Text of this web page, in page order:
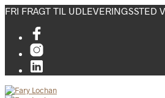
FRI FRAGT TIL UDLEVERINGSSTED